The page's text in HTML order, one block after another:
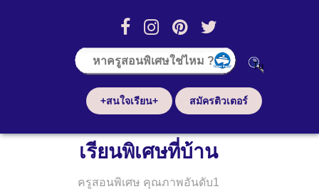
+สนใจเรียน+ สมัครติวเตอร์
เรียนพิเศษที่บ้าน
ครูสอนพิเศษ คุณภาพอันดับ1